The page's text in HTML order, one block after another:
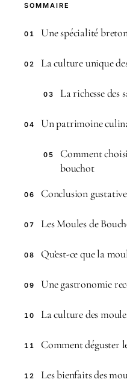
SOMMAIRE
01 Une spécialité
02 La culture unique
03 La richesse des
04 Un patrimoine
05
Comment
bouchot
06 Conclusion gustative
07 Les Moules de
08 Qu’est-ce que la
09 Une gastronomie
10 La culture des
11 Comment déguster
12 Les bienfaits des